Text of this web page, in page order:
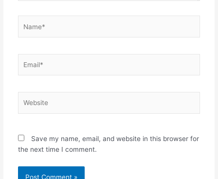
Save my name, email, and website in this browser for
the next time I comment.